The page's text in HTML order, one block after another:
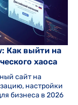
Как выйти на
хаоса
сайт на
настройки
бизнеса в 2026